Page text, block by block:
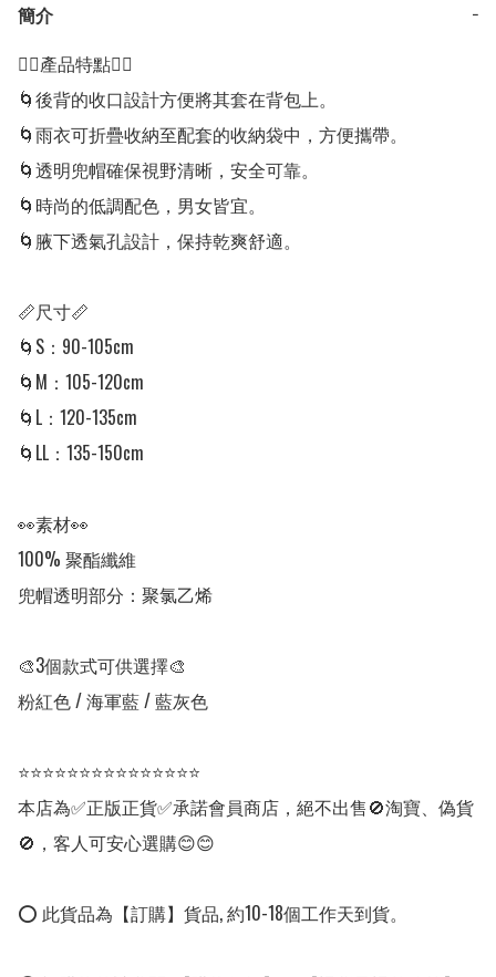
簡介
−
👍🏻產品特點👍🏻
🌀後背的收口設計方便將其套在背包上。
🌀雨衣可折疊收納至配套的收納袋中，方便攜帶。
🌀透明兜帽確保視野清晰，安全可靠。
🌀時尚的低調配色，男女皆宜。
🌀腋下透氣孔設計，保持乾爽舒適。
📏尺寸📏
🌀S：90-105cm
🌀M：105-120cm
🌀L：120-135cm
🌀LL：135-150cm
👀素材👀
100% 聚酯纖維
兜帽透明部分：聚氯乙烯
🎨3個款式可供選擇🎨
粉紅色 / 海軍藍 / 藍灰色
⭐⭐⭐⭐⭐⭐⭐⭐⭐⭐⭐⭐⭐⭐⭐
本店為✅正版正貨✅承諾會員商店，絕不出售🚫淘寶、偽貨
🚫，客人可安心選購😊😊
⭕ 此貨品為【訂購】貨品, 約10-18個工作天到貨。